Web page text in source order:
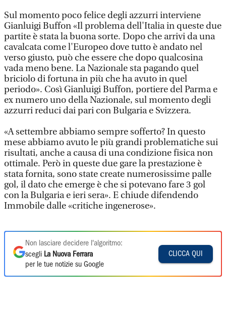
Sul momento poco felice degli azzurri interviene
Gianluigi Buffon «Il problema dell'Italia in queste due
partite è stata la buona sorte. Dopo che arrivi da una
cavalcata come l'Europeo dove tutto è andato nel
verso giusto, può che essere che dopo qualcosina
vada meno bene. La Nazionale sta pagando quel
briciolo di fortuna in più che ha avuto in quel
periodo». Così Gianluigi Buffon, portiere del Parma e
ex numero uno della Nazionale, sul momento degli
azzurri reduci dai pari con Bulgaria e Svizzera.
«A settembre abbiamo sempre sofferto? In questo
mese abbiamo avuto le più grandi problematiche sui
risultati, anche a causa di una condizione fisica non
ottimale. Però in queste due gare la prestazione è
stata fornita, sono state create numerosissime palle
gol, il dato che emerge è che si potevano fare 3 gol
con la Bulgaria e ieri sera». E chiude difendendo
Immobile dalle «critiche ingenerose».
Non lasciare decidere l'algoritmo:
scegli La Nuova Ferrara
per le tue notizie su Google
CLICCA QUI